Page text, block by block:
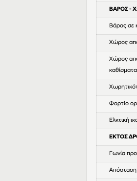
ΒΑΡΟΣ -
Βάρος σε
Χώρος
Χώρος
Φορτίο
Ελκτική
ΕΚΤΟΣ
Γωνία